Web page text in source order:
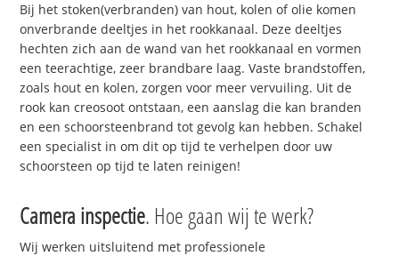
Bij het stoken(verbranden) van hout, kolen of olie komen
onverbrande deeltjes in het rookkanaal. Deze deeltjes
hechten zich aan de wand van het rookkanaal en vormen
een teerachtige, zeer brandbare laag. Vaste brandstoffen,
zoals hout en kolen, zorgen voor meer vervuiling. Uit de
rook kan creosoot ontstaan, een aanslag die kan branden
en een schoorsteenbrand tot gevolg kan hebben. Schakel
een specialist in om dit op tijd te verhelpen door uw
schoorsteen op tijd te laten reinigen!
Camera inspectie. Hoe gaan wij te werk?
Wij werken uitsluitend met professionele